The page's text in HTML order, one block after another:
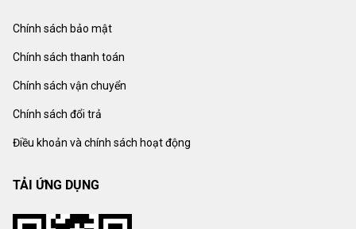
Chính sách bảo mật
Chính sách thanh toán
Chính sách vận chuyển
Chính sách đổi trả
Điều khoản và chính sách hoạt động
TẢI ỨNG DỤNG